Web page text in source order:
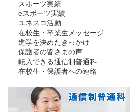
スポーツ実績
eスポーツ実績
ユネスコ活動
在校生・卒業生メッセージ
進学を決めたきっかけ
保護者の皆さまの声
転入できる通信制普通科
在校生・保護者への連絡